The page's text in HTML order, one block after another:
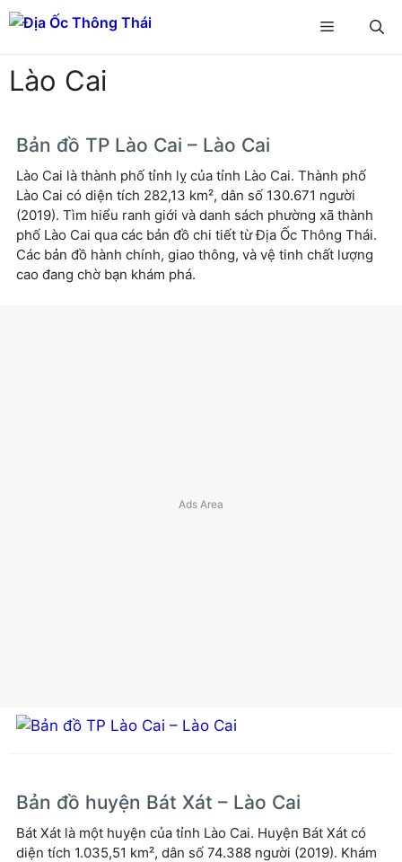
Chuyển
đến
nội
dung
Menu
Lào Cai
Bản đồ TP Lào Cai – Lào Cai
Lào Cai là thành phố tỉnh lỵ của tỉnh Lào Cai. Thành phố
Lào Cai có diện tích 282,13 km², dân số 130.671 người
(2019). Tìm hiểu ranh giới và danh sách phường xã thành
phố Lào Cai qua các bản đồ chi tiết từ Địa Ốc Thông Thái.
Các bản đồ hành chính, giao thông, và vệ tinh chất lượng
cao đang chờ bạn khám phá.
Bản đồ huyện Bát Xát – Lào Cai
Bát Xát là một huyện của tỉnh Lào Cai. Huyện Bát Xát có
diện tích 1.035,51 km², dân số 74.388 người (2019). Khám